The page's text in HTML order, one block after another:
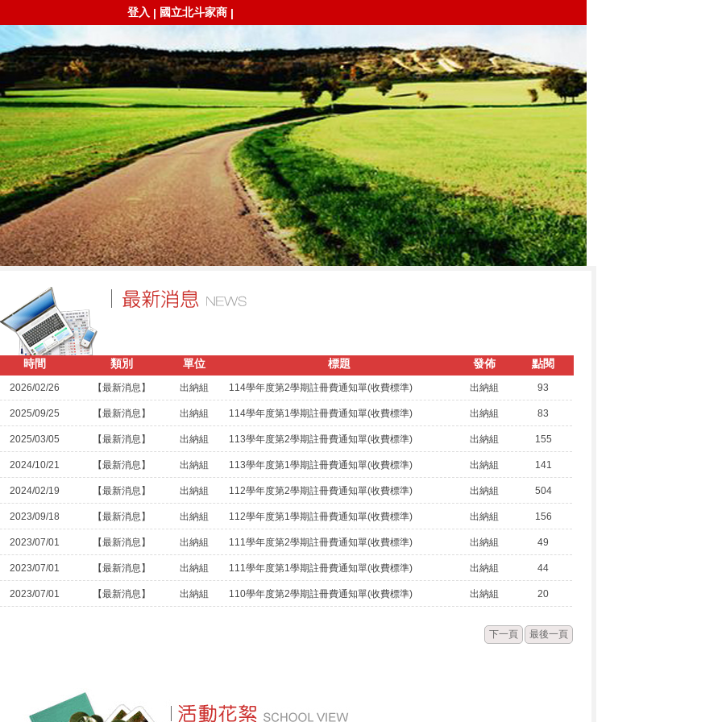
登入 | 國立北斗家商 |
時間 類別 單位 標題 發佈 點閱
2026/02/26 【最新消息】 出納組 114學年度第2學期註冊費通知單(收費標準) 出納組 93
2025/09/25 【最新消息】 出納組 114學年度第1學期註冊費通知單(收費標準) 出納組 83
2025/03/05 【最新消息】 出納組 113學年度第2學期註冊費通知單(收費標準) 出納組 155
2024/10/21 【最新消息】 出納組 113學年度第1學期註冊費通知單(收費標準) 出納組 141
2024/02/19 【最新消息】 出納組 112學年度第2學期註冊費通知單(收費標準) 出納組 504
2023/09/18 【最新消息】 出納組 112學年度第1學期註冊費通知單(收費標準) 出納組 156
2023/07/01 【最新消息】 出納組 111學年度第2學期註冊費通知單(收費標準) 出納組 49
2023/07/01 【最新消息】 出納組 111學年度第1學期註冊費通知單(收費標準) 出納組 44
2023/07/01 【最新消息】 出納組 110學年度第2學期註冊費通知單(收費標準) 出納組 20
下一頁 最後一頁